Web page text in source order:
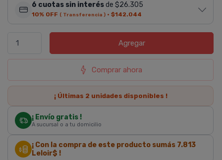
6 cuotas sin interésde $26.305
10% OFF ( Transferencia ) · $142.044
Agregar
Comprar ahora
¡ Últimas 2 unidades disponibles !
¡ Envío gratis !
A sucursal o a tu domicilio
¡ Con la compra de este producto sumás 7.813
Leloir$ !